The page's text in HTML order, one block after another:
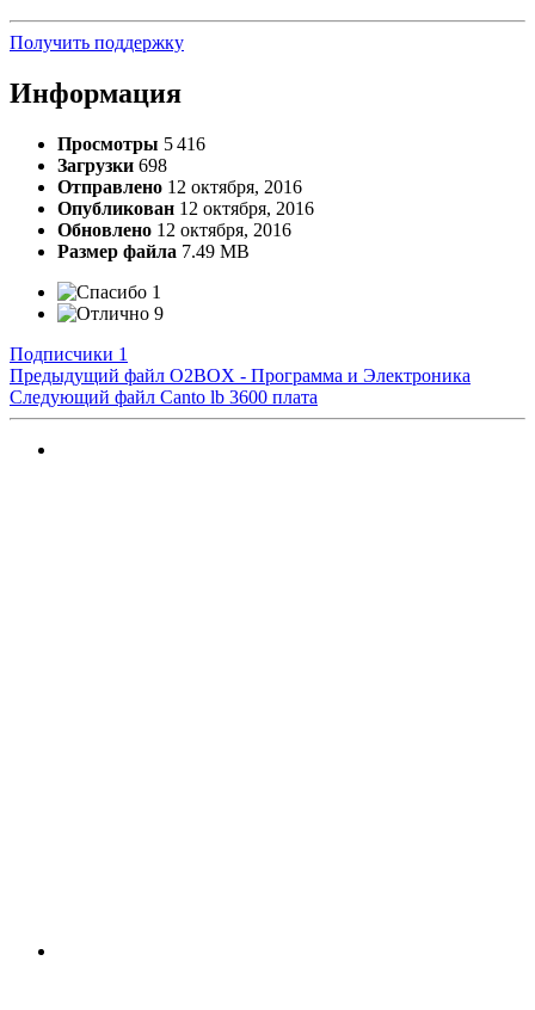
Получить поддержку
Информация
Просмотры 5 416
Загрузки 698
Отправлено 12 октября, 2016
Опубликован 12 октября, 2016
Обновлено 12 октября, 2016
Размер файла 7.49 MB
1
9
Подписчики 1
Предыдущий файл O2BOX - Программа и Электроника
Следующий файл Canto lb 3600 плата